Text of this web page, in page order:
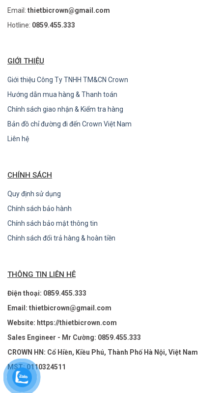
Email: thietbicrown@gmail.com
Hotline: 0859.455.333
GIỚI THIỆU
Giới thiệu Công Ty TNHH TM&CN Crown
Hướng dẫn mua hàng & Thanh toán
Chính sách giao nhận & Kiểm tra hàng
Bản đồ chỉ đường đi đến Crown Việt Nam
Liên hệ
CHÍNH SÁCH
Quy định sử dụng
Chính sách bảo hành
Chính sách bảo mật thông tin
Chính sách đổi trả hàng & hoàn tiền
THÔNG TIN LIÊN HỆ
Điện thoại: 0859.455.333
Email: thietbicrown@gmail.com
Website: https://thietbicrown.com
Sales Engineer - Mr Cường: 0859.455.333
CROWN HN: Cổ Hiền, Kiều Phú, Thành Phố Hà Nội, Việt Nam
MST: 0110324511